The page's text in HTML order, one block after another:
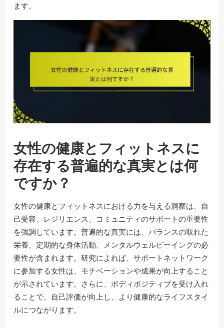
ます。
女性の健康とフィットネスに
存在する普遍的な真実とは何
ですか？
女性の健康とフィットネスにおける力を与える洞察は、自
己受容、レジリエンス、コミュニティのサポートの重要性
を強調しています。普遍的な真実には、バランスの取れた
栄養、定期的な身体活動、メンタルウェルビーイングの必
要性が含まれます。研究によれば、サポートネットワーク
に参加する女性は、モチベーションや成果が向上すること
が示されています。さらに、ボディポジティブを受け入れ
ることで、自己評価が向上し、より健康的なライフスタイ
ルにつながります。